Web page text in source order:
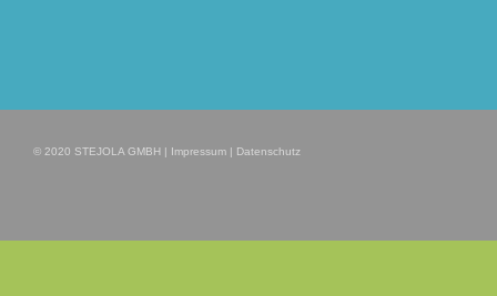
o
k
t
e
r
i
n
© 2020 STEJOLA GMBH | Impressum | Datenschutz